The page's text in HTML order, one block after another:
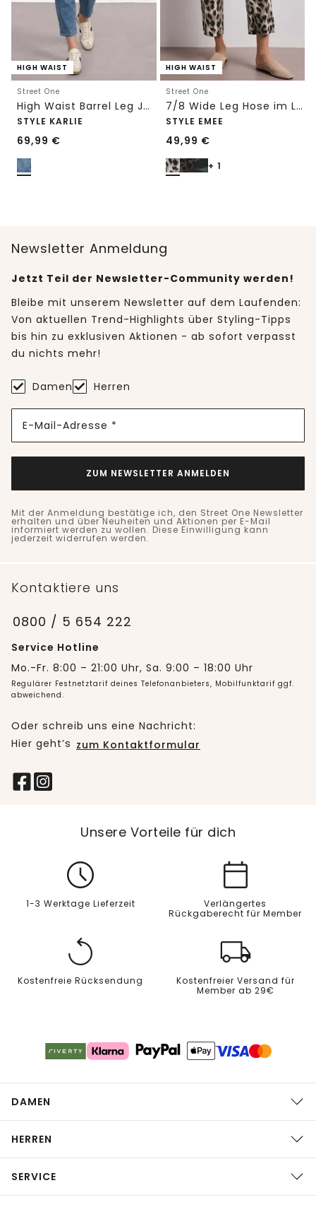
HIGH WAIST
Street One
High Waist Barrel Leg Jeans im Loose Fit
STYLE KARLIE
69,99 €
HIGH WAIST
Street One
7/8 Wide Leg Hose im Loose Fit mit Print
STYLE EMEE
49,99 €
+ 1
Newsletter Anmeldung
Jetzt Teil der Newsletter-Community werden!
Bleibe mit unserem Newsletter auf dem Laufenden:
Von aktuellen Trend-Highlights über Styling-Tipps
bis hin zu exklusiven Aktionen - ab sofort verpasst
du nichts mehr!
Damen Herren
E-Mail-Adresse *
ZUM NEWSLETTER ANMELDEN
Mit der Anmeldung bestätige ich, den Street One Newsletter
erhalten und über Neuheiten und Aktionen per E-Mail
informiert werden zu wollen. Diese Einwilligung kann
jederzeit widerrufen werden.
Kontaktiere uns
0800 / 5 654 222
Service Hotline
Mo.-Fr. 8:00 – 21:00 Uhr, Sa. 9:00 – 18:00 Uhr
Regulärer Festnetztarif deines Telefonanbieters, Mobilfunktarif ggf.
abweichend.
Oder schreib uns eine Nachricht:
Hier geht’s zum Kontaktformular
Unsere Vorteile für dich
1-3 Werktage Lieferzeit
Verlängertes
Rückgaberecht für Member
Kostenfreie Rücksendung
Kostenfreier Versand für
Member ab 29€
DAMEN
HERREN
SERVICE